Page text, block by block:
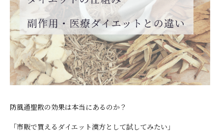
防風通聖散の効果は本当にあるのか？
「市販で買えるダイエット漢方として試してみたい」